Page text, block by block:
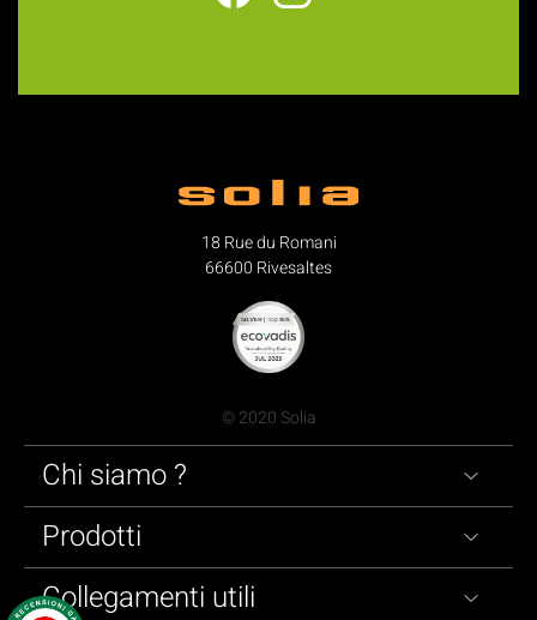
18 Rue du Romani
66600 Rivesaltes
© 2020 Solia
Chi siamo ?
Prodotti
Collegamenti utili